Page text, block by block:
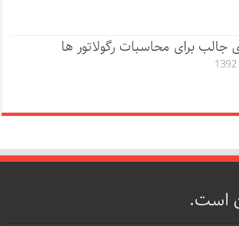
جالب برای محاسبات رگولاتور ها
است.